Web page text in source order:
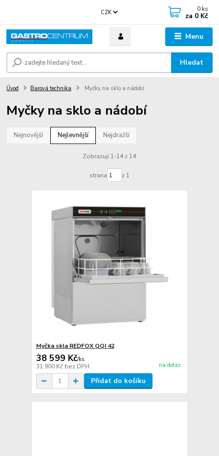
Menu
CZK
Hledat
0 ks
za 0 Kč
Úvod Barová technika Myčky na sklo a nádobí
Myčky na sklo a nádobí
Nejnovější Nejlevnější Nejdražší
Zobrazuji 1-14 z 14
strana z 1
Myčka skla REDFOX QQI 42
38 599 Kč/ks
31 900 Kč bez DPH na dotaz
Přidat do košíku